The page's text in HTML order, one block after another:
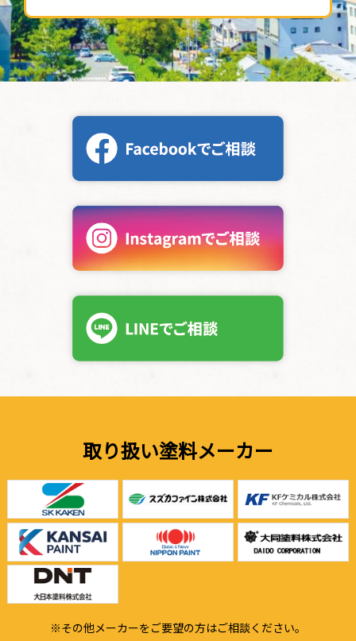
取り扱い塗料メーカー
※その他メーカーをご要望の方はご相談ください。